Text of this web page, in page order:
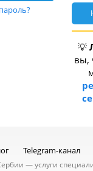
💡
вы,
Telegram-канал
— услуги